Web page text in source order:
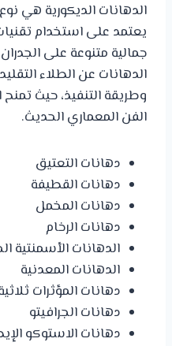
الدهانات الديكورية هي
يعتمد على استخدام
جمالية متنوعة على
الدهانات عن الطلاء
وطريقة التنفيذ، حيث
الفن المعماري الحديث.
دهانات التعتيق
دهانات القطيفة
دهانات المخمل
دهانات الرخام
الدهانات الأسمنتية
الدهانات المعدنية
دهانات المؤثرات
دهانات الجرافيتو
دهانات الاستوكو